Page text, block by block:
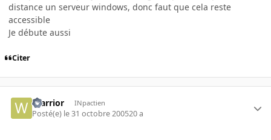
distance un serveur windows, donc faut que cela reste
accessible
Je débute aussi
Citer
Warrior INpactien
Posté(e) le 31 octobre 200520 a